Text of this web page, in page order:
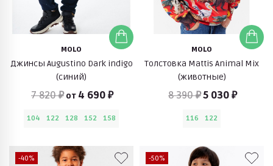
MOLO
Джинсы Augustino Dark indigo
(синий)
7 820 ₽ от 4 690 ₽
104 122 128 152 158
MOLO
Толстовка Mattis Animal Mix
(животные)
8 390 ₽5 030 ₽
116 122
-40% -50%